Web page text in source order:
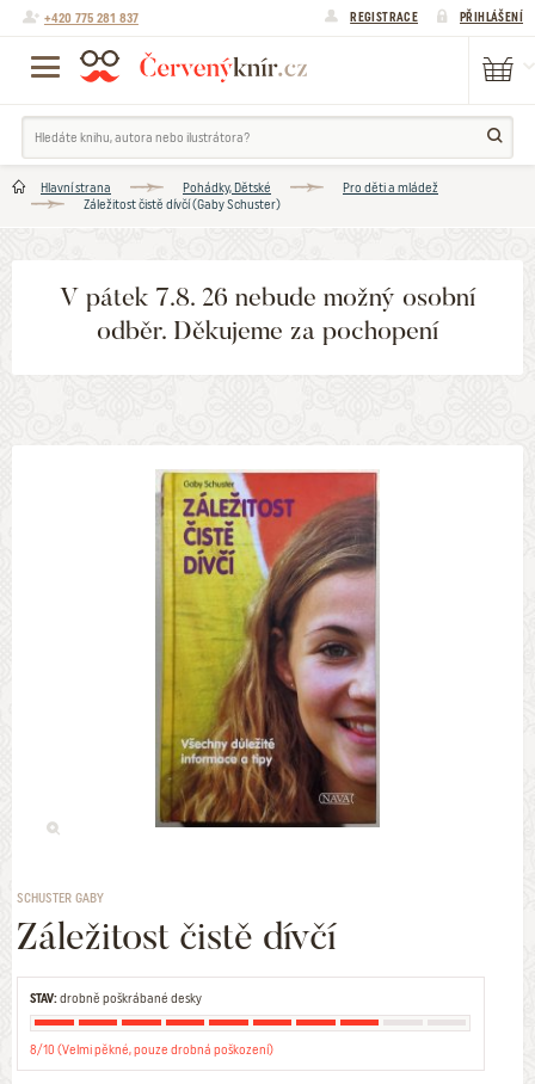
+420 775 281 837 REGISTRACE PŘIHLÁŠENÍ
Hlavní strana Pohádky, Dětské
Pro děti a mládež
Záležitost čistě dívčí (Gaby Schuster)
V pátek 7.8. 26 nebude možný osobní
odběr. Děkujeme za pochopení
SCHUSTER GABY
Záležitost čistě dívčí
STAV:drobně poškrábané desky
8/10 (Velmi pěkné, pouze drobná poškození)